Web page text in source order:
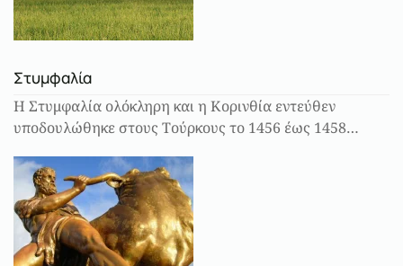
Στυμφαλία
Η Στυμφαλία ολόκληρη και η Κορινθία εντεύθεν
υποδουλώθηκε στους Τούρκους το 1456 έως 1458…